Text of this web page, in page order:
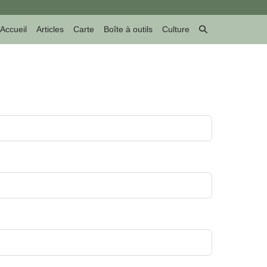
Accueil Articles Carte Boîte à outils Culture
Basculer
la